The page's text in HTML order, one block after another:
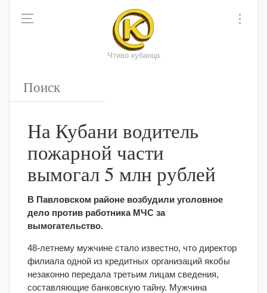
Чтиво кубанца
На Кубани водитель
пожарной части
вымогал 5 млн рублей
В Павловском районе возбудили уголовное
дело против работника МЧС за
вымогательство.
48-летнему мужчине стало известно, что директор
филиала одной из кредитных организаций якобы
незаконно передала третьим лицам сведения,
составляющие банковскую тайну. Мужчина